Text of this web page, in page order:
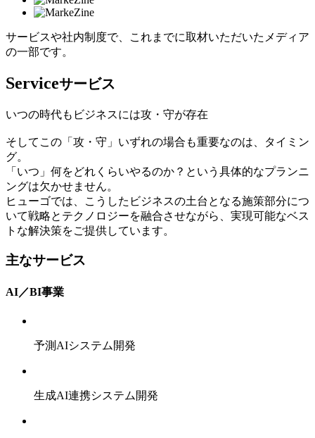
サービスや社内制度で、これまでに取材いただいたメディア
の一部です。
Serviceサービス
いつの時代もビジネスには攻・守が存在
そしてこの「攻・守」いずれの場合も重要なのは、タイミン
グ。
「いつ」何をどれくらいやるのか？という具体的なプランニ
ングは欠かせません。
ヒューゴでは、こうしたビジネスの土台となる施策部分につ
いて戦略とテクノロジーを融合させながら、実現可能なベス
トな解決策をご提供しています。
主なサービス
AI／BI事業
予測AIシステム開発
生成AI連携システム開発